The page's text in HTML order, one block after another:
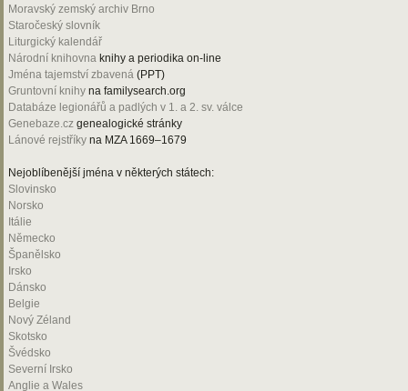
Moravský zemský archiv Brno
Staročeský slovník
Liturgický kalendář
Národní knihovna knihy a periodika on-line
Jména tajemství zbavená (PPT)
Gruntovní knihy na familysearch.org
Databáze legionářů a padlých v 1. a 2. sv. válce
Genebaze.cz genealogické stránky
Lánové rejstříky na MZA 1669–1679
Nejoblíbenější jména v některých státech:
Slovinsko
Norsko
Itálie
Německo
Španělsko
Irsko
Dánsko
Belgie
Nový Zéland
Skotsko
Švédsko
Severní Irsko
Anglie a Wales